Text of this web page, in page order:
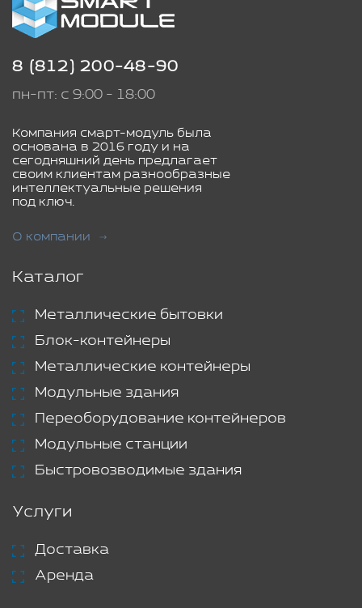
8 (812) 200-48-90
пн-пт: с 9:00 - 18:00
Компания смарт-модуль была
основана в 2016 году и на
сегодняшний день предлагает
своим клиентам разнообразные
интеллектуальные решения
под ключ.
О компании
Каталог
Металлические бытовки
Блок-контейнеры
Металлические контейнеры
Модульные здания
Переоборудование контейнеров
Модульные станции
Быстровозводимые здания
Услуги
Доставка
Аренда